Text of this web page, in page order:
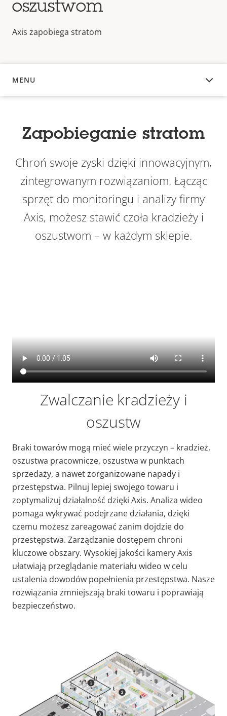
oszustwom
Axis zapobiega stratom
MENU
INFORMACJE OGÓLNE
Zapobieganie stratom
Chroń swoje zyski dzięki innowacyjnym,
zintegrowanym rozwiązaniom. Łącząc
sprzęt do monitoringu i analizy firmy
Axis, możesz stawić czoła kradzieży i
oszustwom – w każdym sklepie.
Zwalczanie kradzieży i
oszustw
Braki towarów mogą mieć wiele przyczyn – kradzież,
oszustwa pracownicze, oszustwa w punktach
sprzedaży, a nawet zorganizowane napady i
przestępstwa. Pilnuj lepiej swojego towaru i
zoptymalizuj działalność dzięki Axis. Analiza wideo
pomaga wykrywać podejrzane działania, dzięki
czemu możesz zareagować zanim dojdzie do
przestępstwa. Zarządzanie dostępem chroni
kluczowe obszary. Wysokiej jakości kamery Axis
ułatwiają przeglądanie materiału wideo w celu
ustalenia dowodów popełnienia przestępstwa. Nasze
rozwiązania zmniejszają braki towaru i poprawiają
bezpieczeństwo.